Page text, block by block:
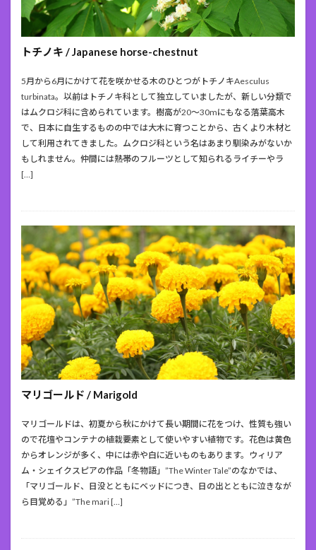
トチノキ / Japanese horse-chestnut
5月から6月にかけて花を咲かせる木のひとつがトチノキAesculus
turbinata。以前はトチノキ科として独立していましたが、新しい分類で
はムクロジ科に含められています。樹高が20～30mにもなる落葉高木
で、日本に自生するものの中では大木に育つことから、古くより木材と
して利用されてきました。ムクロジ科という名はあまり馴染みがないか
もしれません。仲間には熱帯のフルーツとして知られるライチーやラ
[…]
マリゴールド / Marigold
マリゴールドは、初夏から秋にかけて長い期間に花をつけ、性質も強い
ので花壇やコンテナの植栽要素として使いやすい植物です。花色は黄色
からオレンジが多く、中には赤や白に近いものもあります。ウィリア
ム・シェイクスピアの作品「冬物語」”The Winter Tale”のなかでは、
「マリゴールド、日没とともにベッドにつき、日の出とともに泣きなが
ら目覚める」”The mari […]